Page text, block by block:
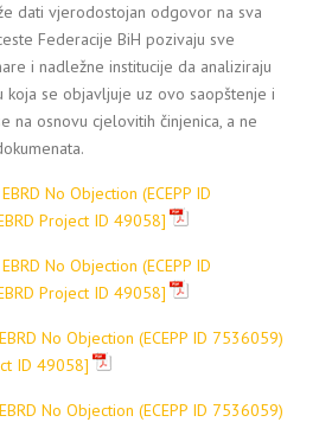
dati vjerodostojan odgovor na sva
Federacije BiH pozivaju sve
i nadležne institucije da analiziraju
koja se objavljuje uz ovo saopštenje i
na osnovu cjelovitih činjenica, a ne
No Objection (ECEPP ID
Project ID 49058]
No Objection (ECEPP ID
Project ID 49058]
No Objection (ECEPP ID 7536059)
ID 49058]
No Objection (ECEPP ID 7536059)